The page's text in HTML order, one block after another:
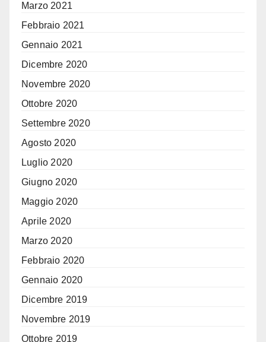
Marzo 2021
Febbraio 2021
Gennaio 2021
Dicembre 2020
Novembre 2020
Ottobre 2020
Settembre 2020
Agosto 2020
Luglio 2020
Giugno 2020
Maggio 2020
Aprile 2020
Marzo 2020
Febbraio 2020
Gennaio 2020
Dicembre 2019
Novembre 2019
Ottobre 2019